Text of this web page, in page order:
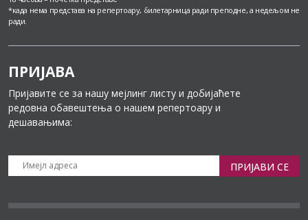
*када нема представа на репертоару, билетарница ради преподне, а недељом не
ради.
ПРИЈАВА
Пријавите се за нашу мејлинг листу и добијаћете
редовна обавештења о нашем репертоару и
дешавањима:
ПРИЈАВИ СЕ